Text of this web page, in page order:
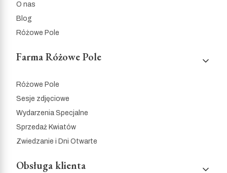
O nas
Blog
Różowe Pole
Farma Różowe Pole
Różowe Pole
Sesje zdjęciowe
Wydarzenia Specjalne
Sprzedaż Kwiatów
Zwiedzanie i Dni Otwarte
Obsługa klienta